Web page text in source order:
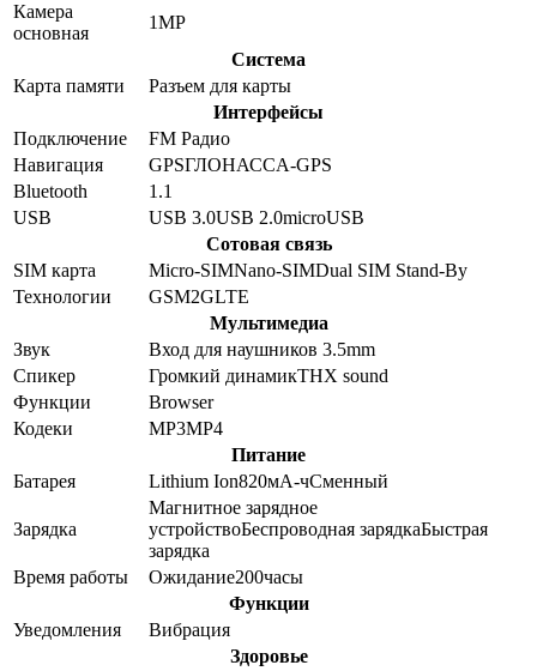
Камера
основная
1MP
Система
Карта памяти
Разъем для карты
Интерфейсы
Подключение
FM Радио
Навигация
GPSГЛОНАССA-GPS
Bluetooth
1.1
USB
USB 3.0USB 2.0microUSB
Сотовая связь
SIM карта
Micro-SIMNano-SIMDual SIM Stand-By
Технологии
GSM2GLTE
Мультимедиа
Звук
Вход для наушников 3.5mm
Спикер
Громкий динамикTHX sound
Функции
Browser
Кодеки
MP3MP4
Питание
Батарея
Lithium Ion820мА-чСменный
Зарядка
Магнитное зарядное
устройствоБеспроводная зарядкаБыстрая
зарядка
Время работы
Ожидание200часы
Функции
Уведомления
Вибрация
Здоровье